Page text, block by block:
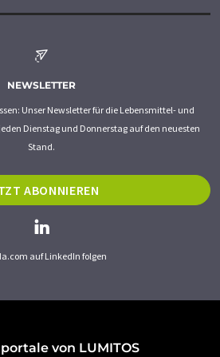
NEWSLETTER
Unser Newsletter für die Lebensmittel- und
Dienstag und Donnerstag auf den neuesten
Stand.
ABONNIEREN
auf LinkedIn folgen
von LUMITOS